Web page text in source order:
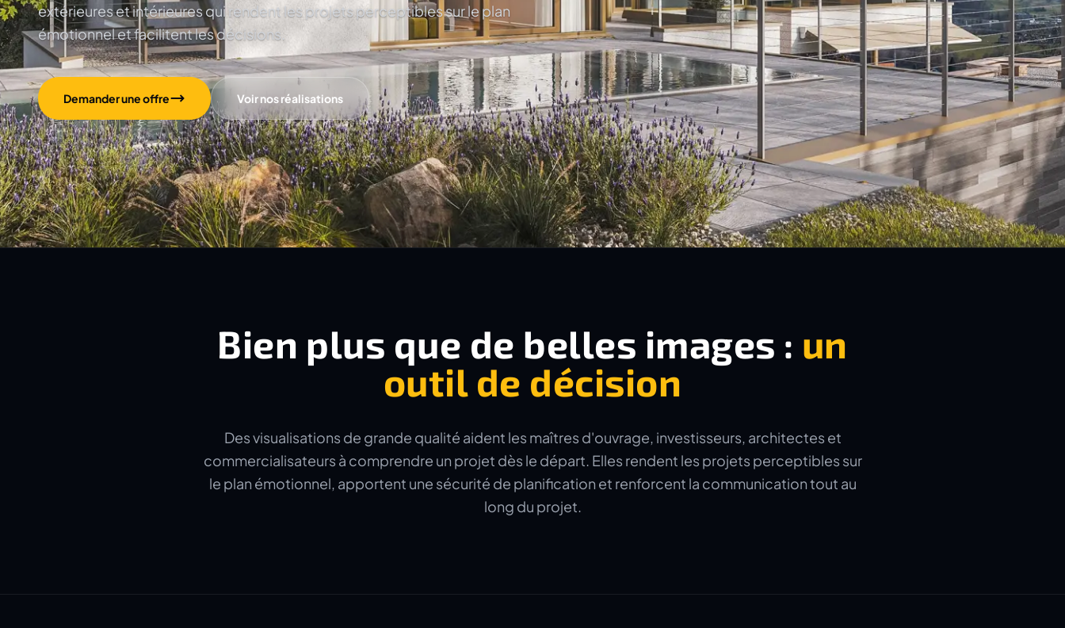
extérieures et intérieures qui rendent les projets perceptibles sur le plan
émotionnel et facilitent les décisions.
Demander une offre Voir nos réalisations
Bien plus que de belles images : un
outil de décision
Des visualisations de grande qualité aident les maîtres d'ouvrage, investisseurs, architectes et
commercialisateurs à comprendre un projet dès le départ. Elles rendent les projets perceptibles sur
le plan émotionnel, apportent une sécurité de planification et renforcent la communication tout au
long du projet.